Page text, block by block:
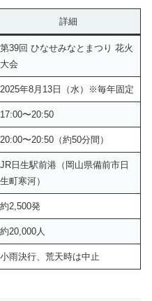
詳細
第39回 ひなせみなとまつり 花火
大会
2025年8月13日（水）※毎年固定
17:00〜20:50
20:00〜20:50（約50分間）
JR日生駅前港（岡山県備前市日
生町寒河）
約2,500発
約20,000人
小雨決行、荒天時は中止